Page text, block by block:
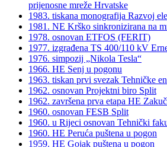
prijenosne mreže Hrvatske
1983. tiskana monografija Razvoj
1981. NE Krško sinkronizirana na
1978. osnovan ETFOS (FERIT)
1977. izgrađena TS 400/110 kV
1976. simpozij „Nikola Tesla“
1966. HE Senj u pogonu
1963. tiskan prvi svezak Tehničke
1962. osnovan Projektni biro Split
1962. završena prva etapa HE
1960. osnovan FESB Split
1960. u Rijeci osnovan Tehnički
1960. HE Peruća puštena u pogon
1959. HE Gojak puštena u pogon